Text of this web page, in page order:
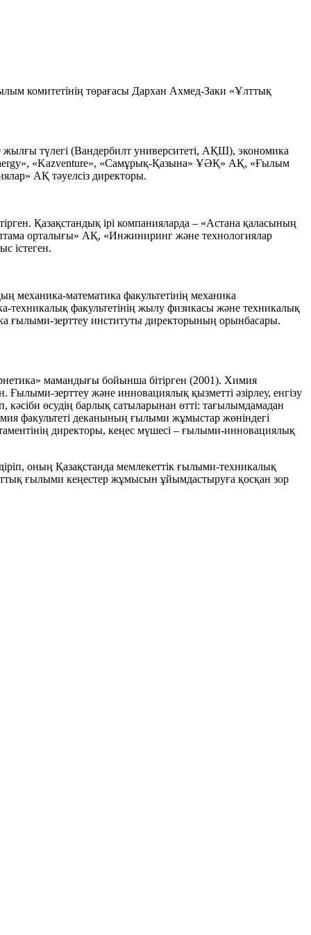
комитетінің төрағасы Дархан Ахмед-Заки «Ұлттық
түлегі (Вандербилт университеті, АҚШ), экономика
«Kazventure», «Самұрық-Қазына» ҰӘҚ» АҚ, «Ғылым
АҚ тәуелсіз директоры.
Қазақстандық ірі компанияларда – «Астана қаласының
орталығы» АҚ, «Инжиниринг және технологиялар
істеген.
математика факультетінің механика
техникалық факультетінің жылу физикасы және техникалық
ғылыми-зерттеу институты директорының орынбасары.
мамандығы бойынша бітірген (2001). Химия
зерттеу және инновациялық қызметті әзірлеу, енгізу
өсудің барлық сатыларынан өтті: тағылымдамадан
факультеті деканының ғылыми жұмыстар жөніндегі
директоры, кеңес мүшесі – ғылыми-инновациялық
оның Қазақстанда мемлекеттік ғылыми-техникалық
ғылыми кеңестер жұмысын ұйымдастыруға қосқан зор